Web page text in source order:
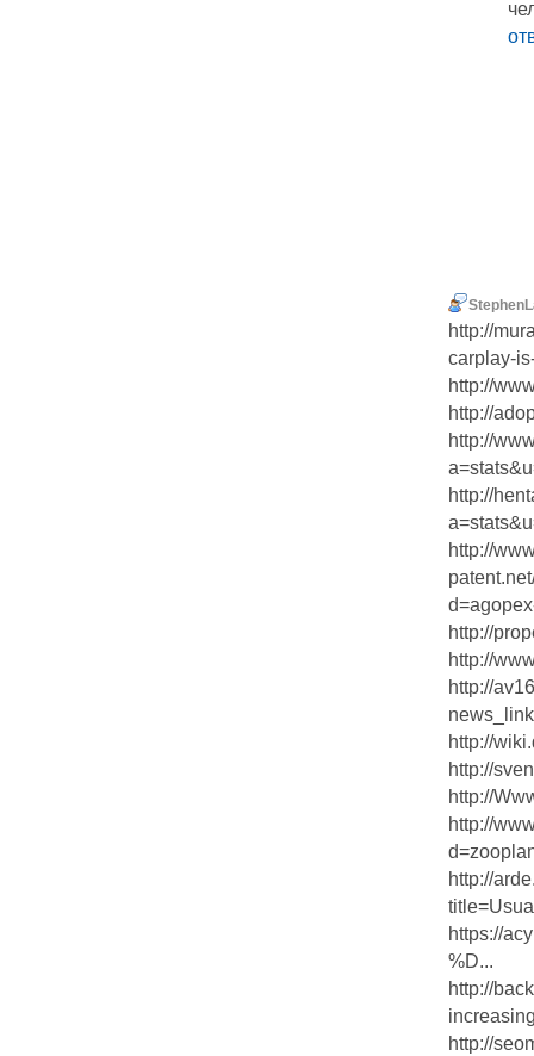
http://
carplay-
http://
http://
http://
http://
http://
http://
http://
http://
http://
http://
http://
http://
http://
https://
%D...
http://
http://